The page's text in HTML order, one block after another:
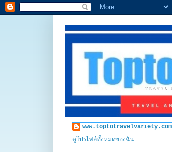
www.toptotravelvariety.com
ดูโปรไฟล์ทั้งหมดของฉัน